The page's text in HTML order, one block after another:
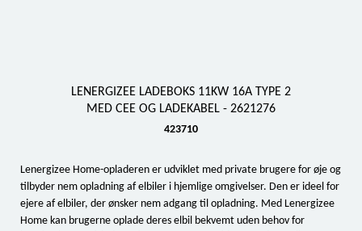
LENERGIZEE LADEBOKS 11KW 16A TYPE 2
MED CEE OG LADEKABEL - 2621276
423710
Lenergizee Home-opladeren er udviklet med private brugere for øje og
tilbyder nem opladning af elbiler i hjemlige omgivelser. Den er ideel for
ejere af elbiler, der ønsker nem adgang til opladning. Med Lenergizee
Home kan brugerne oplade deres elbil bekvemt uden behov for